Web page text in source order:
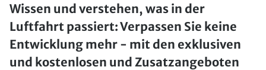
Wissen und verstehen, was in der
Luftfahrt passiert: Verpassen Sie keine
Entwicklung mehr - mit den exklusiven
und kostenlosen und Zusatzangeboten